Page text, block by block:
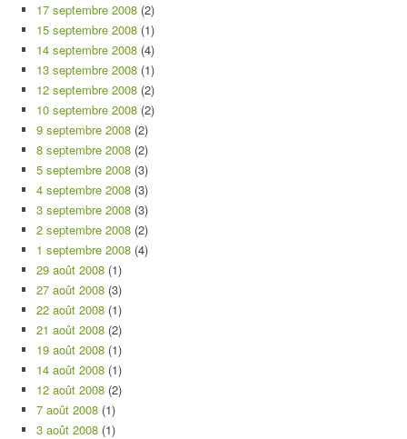
17 septembre 2008 (2)
15 septembre 2008 (1)
14 septembre 2008 (4)
13 septembre 2008 (1)
12 septembre 2008 (2)
10 septembre 2008 (2)
9 septembre 2008 (2)
8 septembre 2008 (2)
5 septembre 2008 (3)
4 septembre 2008 (3)
3 septembre 2008 (3)
2 septembre 2008 (2)
1 septembre 2008 (4)
29 août 2008 (1)
27 août 2008 (3)
22 août 2008 (1)
21 août 2008 (2)
19 août 2008 (1)
14 août 2008 (1)
12 août 2008 (2)
7 août 2008 (1)
3 août 2008 (1)